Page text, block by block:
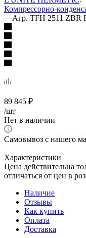
Компрессорно-
—Агр. TFH 2511 ZBR
89 845 ₽
/шт
Нет в наличии
Самовывоз с нашего
Характеристики
Цена действительна
отличаться от цен в
Наличие
Отзывы
Как купить
Оплата
Доставка